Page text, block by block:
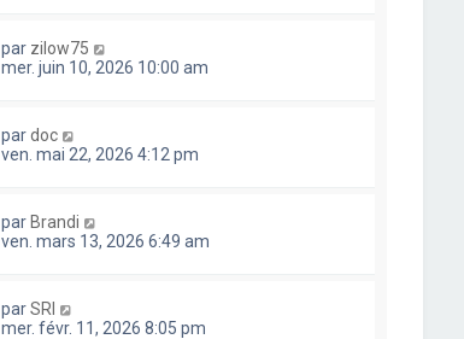
par zilow75
mer. juin 10, 2026 10:00 am
pardoc
ven. mai 22, 2026 4:12 pm
par Brandi
ven. mars 13, 2026 6:49 am
parSRI
mer. févr. 11, 2026 8:05 pm